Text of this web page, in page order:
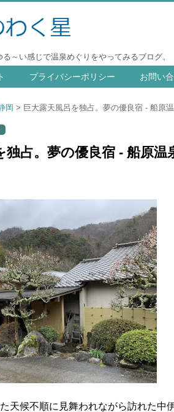
～い感じで温泉めぐりをやってみるブログ。
プライバシーポリシー お問い
岡 巨大露天風呂を独占。夢の優良宿 - 船原
独占。夢の優良宿 - 船原
天候不順に見舞われながら訪れた中